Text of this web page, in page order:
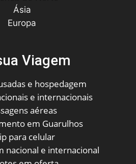
Ásia
Europa
Viagem
e hospedagem
e internacionais
aéreas
em Guarulhos
para celular
nacional e internacional